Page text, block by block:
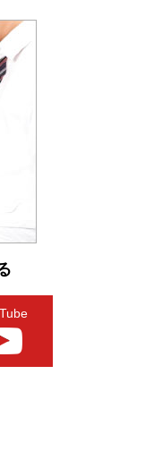
が抱き
たくな
編） #
大逆
談のテ
？ 「天
王の第